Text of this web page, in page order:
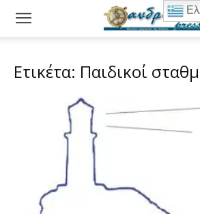
Ετικέτα: Παιδικοί